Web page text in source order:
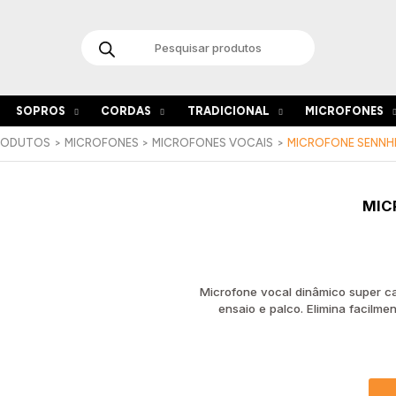
search
SOPROS CORDAS TRADICIONAL MICROFONES
MICROFONES MICROFONES VOCAIS MICROFONE
Microfone vocal dinâmico super
ensaio e palco. Elimina
de